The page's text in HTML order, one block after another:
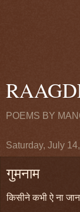
POEMS BY
Saturday, July
गुमनाम
किसीने कभी ऐ ना